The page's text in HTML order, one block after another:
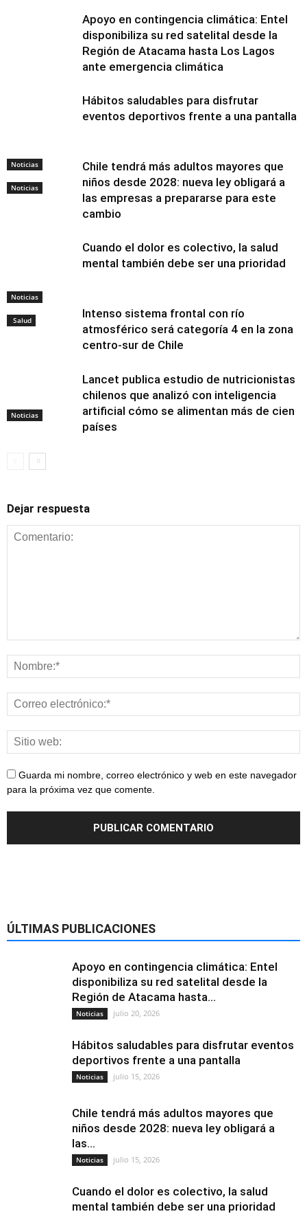
Noticias
Apoyo en contingencia climática: Entel
disponibiliza su red satelital desde la
Región de Atacama hasta Los Lagos
ante emergencia climática
Noticias
Hábitos saludables para disfrutar
eventos deportivos frente a una pantalla
Noticias
Chile tendrá más adultos mayores que
niños desde 2028: nueva ley obligará a
las empresas a prepararse para este
cambio
Salud
Cuando el dolor es colectivo, la salud
mental también debe ser una prioridad
Noticias
Intenso sistema frontal con río
atmosférico será categoría 4 en la zona
centro-sur de Chile
Alimentación y
nutrición
Lancet publica estudio de nutricionistas
chilenos que analizó con inteligencia
artificial cómo se alimentan más de cien
países
Dejar respuesta
Guarda mi nombre, correo electrónico y web en este navegador
para la próxima vez que comente.
ÚLTIMAS PUBLICACIONES
Apoyo en contingencia climática: Entel
disponibiliza su red satelital desde la
Región de Atacama hasta...
Noticias julio 20, 2026
Hábitos saludables para disfrutar eventos
deportivos frente a una pantalla
Noticias julio 15, 2026
Chile tendrá más adultos mayores que
niños desde 2028: nueva ley obligará a
las...
Noticias julio 15, 2026
Cuando el dolor es colectivo, la salud
mental también debe ser una prioridad